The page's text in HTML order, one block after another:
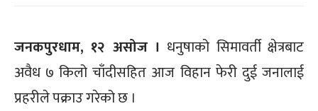
जनकपुरधाम, १२ असोज । धनुषाको सिमावर्ती क्षेत्रबाट
अवैध ७ किलो चाँदीसहित आज विहान फेरी दुई जनालाई
प्रहरीले पक्राउ गरेको छ ।